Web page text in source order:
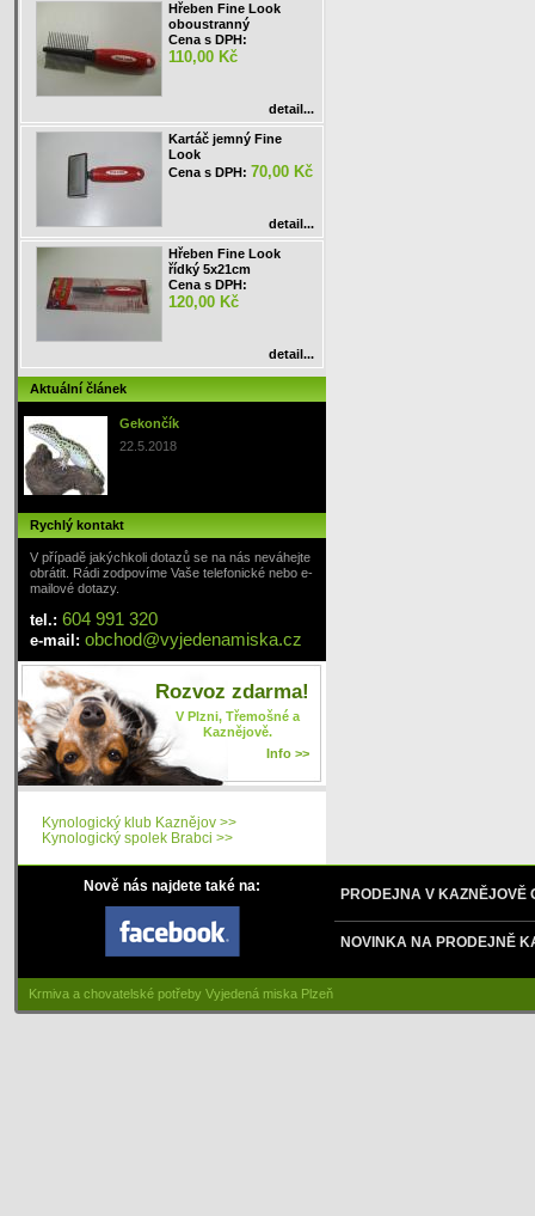
Hřeben Fine Look
oboustranný
Cena s DPH:
110,00 Kč
detail...
Kartáč jemný Fine
Look
Cena s DPH: 70,00 Kč
detail...
Hřeben Fine Look
řídký 5x21cm
Cena s DPH:
120,00 Kč
detail...
Aktuální článek
Gekončík
22.5.2018
Rychlý kontakt
V případě jakýchkoli dotazů se na nás neváhejte
obrátit. Rádi zodpovíme Vaše telefonické nebo e-
mailové dotazy.
tel.: 604 991 320
e-mail: obchod@vyjedenamiska.cz
Rozvoz zdarma!
V Plzni, Třemošné a
Kaznějově.
Info >>
Kynologický klub Kaznějov >>
Kynologický spolek Brabci >>
Nově nás najdete také na: PRODEJNA V KAZNĚJOVĚ
NOVINKA NA PRODEJNĚ
Krmiva a chovatelské potřeby Vyjedená miska Plzeň